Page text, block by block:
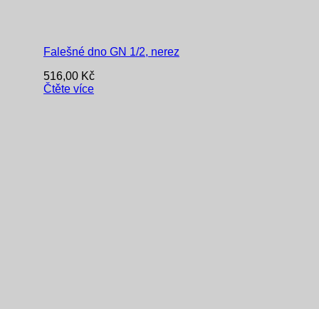
Falešné dno GN 1/2, nerez
516,00 Kč
Čtěte více